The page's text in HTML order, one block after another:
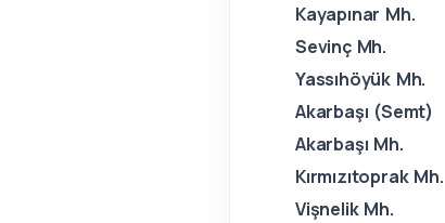
Kayapınar Mh.
Sevinç Mh.
Yassıhöyük Mh.
Akarbaşı (Semt)
Akarbaşı Mh.
Kırmızıtoprak Mh.
Vişnelik Mh.